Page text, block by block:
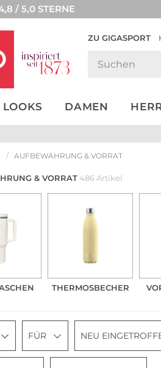
/ 5,0 STERNE
ZU GIGASPORT
LOOKS DAMEN
AUFBEWAHRUNG & VORRAT
& VORRAT 486 Artikel
THERMOSBECHER
FÜR NEU